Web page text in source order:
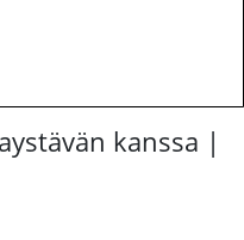
kanssa |